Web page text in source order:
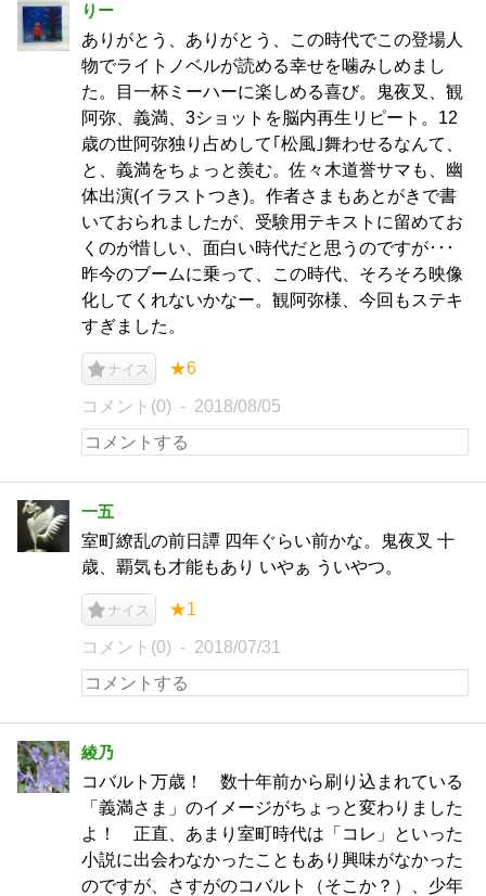
りー
ありがとう、ありがとう、この時代でこの登場人
物でライトノベルが読める幸せを噛みしめまし
た。目一杯ミーハーに楽しめる喜び。鬼夜叉、観
阿弥、義満、3ショットを脳内再生リピート。12
歳の世阿弥独り占めして｢松風｣舞わせるなんて、
と、義満をちょっと羨む。佐々木道誉サマも、幽
体出演(イラストつき)。作者さまもあとがきで書
いておられましたが、受験用テキストに留めてお
くのが惜しい、面白い時代だと思うのですが･･･
昨今のブームに乗って、この時代、そろそろ映像
化してくれないかなー。観阿弥様、今回もステキ
すぎました。
ナイス ★6
コメント(0) 2018/08/05
一五
室町繚乱の前日譚 四年ぐらい前かな。鬼夜叉 十
歳、覇気も才能もあり いやぁ ういやつ。
ナイス ★1
コメント(0) 2018/07/31
綾乃
コバルト万歳！ 数十年前から刷り込まれている
「義満さま」のイメージがちょっと変わりました
よ！ 正直、あまり室町時代は「コレ」といった
小説に出会わなかったこともあり興味がなかった
のですが、さすがのコバルト（そこか？）、少年